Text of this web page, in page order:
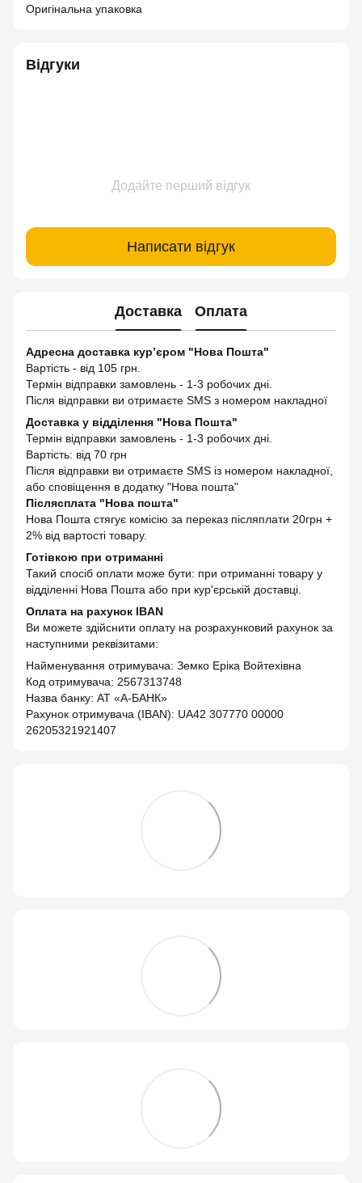
Оригінальна упаковка
Відгуки
Додайте перший відгук
Написати відгук
Доставка Оплата
Адресна доставка кур’єром "Нова Пошта"
Вартість - від 105 грн.
Термін відправки замовлень - 1-3 робочих дні.
Після відправки ви отримаєте SMS з номером накладної
Доставка у відділення "Нова Пошта"
Термін відправки замовлень - 1-3 робочих дні.
Вартість: від 70 грн
Після відправки ви отримаєте SMS із номером накладної,
або сповіщення в додатку "Нова пошта"
Післясплата "Нова пошта"
Нова Пошта стягує комісію за переказ післяплати 20грн +
2% від вартості товару.
Готівкою при отриманні
Такий спосіб оплати може бути: при отриманні товару у
відділенні Нова Пошта або при кур'єрській доставці.
Оплата на рахунок IBAN
Ви можете здійснити оплату на розрахунковий рахунок за
наступними реквізитами:
Найменування отримувача: Земко Еріка Войтехівна
Код отримувача: 2567313748
Назва банку: АТ «А-БАНК»
Рахунок отримувача (IBAN): UA42 307770 00000
26205321921407